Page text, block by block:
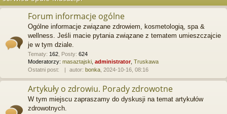
Forum informacje ogólne
Ogólne informacje związane zdrowiem, kosmetologią, spa &
wellness. Jeśli macie pytania związane z tematem umieszczajcie
je w tym dziale.
Tematy: 162 Posty: 624
Moderatorzy: masaztajski administrator, Truskawa
Ostatni post:
autor: bonka , 2024-10-16, 08:16
Artykuły o zdrowiu. Porady zdrowotne
W tym miejscu zapraszamy do dyskusji na temat artykułów
zdrowotnych.